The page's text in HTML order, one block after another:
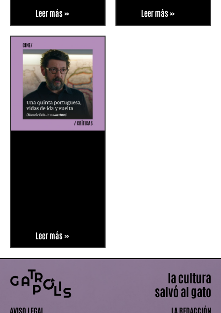
Leer más » Leer más »
Leer más »
AVISO LEGAL
la cultura
salvó al gato
LA REDACCIÓN